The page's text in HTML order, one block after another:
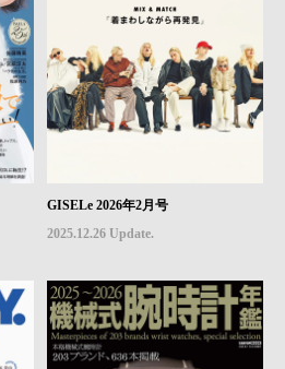
GISELe 2026年2月号
2025.12.26 Update.